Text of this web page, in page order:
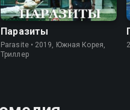
Паразиты
Parasite • 2019, Южная Корея,
Триллер